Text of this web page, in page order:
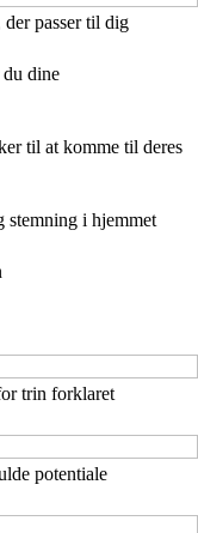
passer til dig
dine
til at komme til deres
stemning i hjemmet
trin forklaret
potentiale